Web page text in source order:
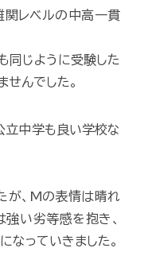
レベルの中高一貫
同じように受験した
んでした。
立中学も良い学校な
が、Mの表情は晴れ
強い劣等感を抱き、
なっていきました。